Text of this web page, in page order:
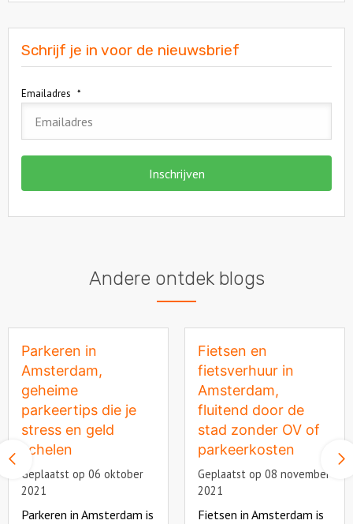
Schrijf je in voor de nieuwsbrief
Emailadres *
Andere ontdek blogs
Vorige
slide
Parkeren in
Amsterdam,
geheime
parkeertips die je
stress en geld
schelen
Geplaatst op 06 oktober
2021
Parkeren in Amsterdam is
Fietsen en
fietsverhuur in
Amsterdam,
fluitend door de
stad zonder OV of
parkeerkosten
Geplaatst op 08 november
2021
Fietsen in Amsterdam is